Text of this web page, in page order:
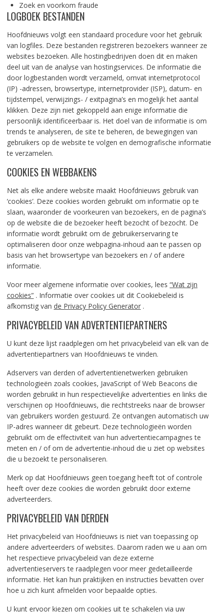
Zoek en voorkom fraude
LOGBOEK BESTANDEN
Hoofdnieuws volgt een standaard procedure voor het gebruik
van logfiles. Deze bestanden registreren bezoekers wanneer ze
websites bezoeken. Alle hostingbedrijven doen dit en maken
deel uit van de analyse van hostingservices. De informatie die
door logbestanden wordt verzameld, omvat internetprotocol
(IP) -adressen, browsertype, internetprovider (ISP), datum- en
tijdstempel, verwijzings- / exitpagina’s en mogelijk het aantal
klikken. Deze zijn niet gekoppeld aan enige informatie die
persoonlijk identificeerbaar is. Het doel van de informatie is om
trends te analyseren, de site te beheren, de bewegingen van
gebruikers op de website te volgen en demografische informatie
te verzamelen.
COOKIES EN WEBBAKENS
Net als elke andere website maakt Hoofdnieuws gebruik van
‘cookies’. Deze cookies worden gebruikt om informatie op te
slaan, waaronder de voorkeuren van bezoekers, en de pagina’s
op de website die de bezoeker heeft bezocht of bezocht. De
informatie wordt gebruikt om de gebruikerservaring te
optimaliseren door onze webpagina-inhoud aan te passen op
basis van het browsertype van bezoekers en / of andere
informatie.
Voor meer algemene informatie over cookies, lees “Wat zijn
cookies”. Informatie over cookies uit dit Cookiebeleid is
afkomstig van de Privacy Policy Generator.
PRIVACYBELEID VAN ADVERTENTIEPARTNERS
U kunt deze lijst raadplegen om het privacybeleid van elk van de
advertentiepartners van Hoofdnieuws te vinden.
Adservers van derden of advertentienetwerken gebruiken
technologieën zoals cookies, JavaScript of Web Beacons die
worden gebruikt in hun respectievelijke advertenties en links die
verschijnen op Hoofdnieuws, die rechtstreeks naar de browser
van gebruikers worden gestuurd. Ze ontvangen automatisch uw
IP-adres wanneer dit gebeurt. Deze technologieën worden
gebruikt om de effectiviteit van hun advertentiecampagnes te
meten en / of om de advertentie-inhoud die u ziet op websites
die u bezoekt te personaliseren.
Merk op dat Hoofdnieuws geen toegang heeft tot of controle
heeft over deze cookies die worden gebruikt door externe
adverteerders.
PRIVACYBELEID VAN DERDEN
Het privacybeleid van Hoofdnieuws is niet van toepassing op
andere adverteerders of websites. Daarom raden we u aan om
het respectieve privacybeleid van deze externe
advertentieservers te raadplegen voor meer gedetailleerde
informatie. Het kan hun praktijken en instructies bevatten over
hoe u zich kunt afmelden voor bepaalde opties.
U kunt ervoor kiezen om cookies uit te schakelen via uw